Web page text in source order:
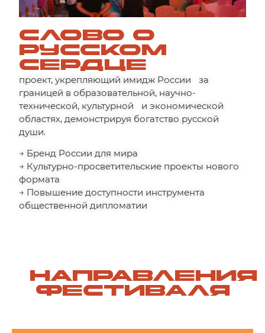
СЛОВО О
РУССКОМ
СЕРДЦЕ
проект, укрепляющий имидж России за
границей в образовательной, научно-
технической, культурной и экономической
областях, демонстрируя богатство русской
души.
→ Бренд России для мира
→ Культурно-просветительские проекты нового
формата
→ Повышение доступности инструмента
общественной дипломатии
НАПРАВЛЕНИЯ
ФЕСТИВАЛЯ